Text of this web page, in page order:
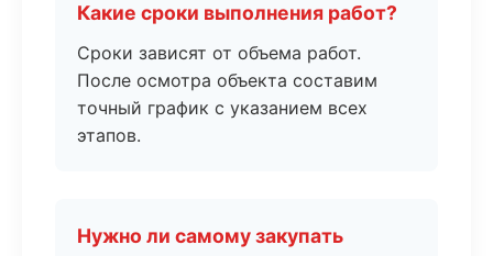
Какие сроки выполнения работ?
Сроки зависят от объема работ.
После осмотра объекта составим
точный график с указанием всех
этапов.
Нужно ли самому закупать